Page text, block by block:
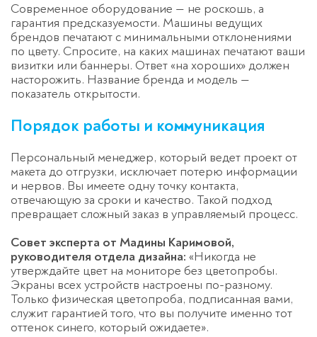
Современное оборудование — не роскошь, а
гарантия предсказуемости. Машины ведущих
брендов печатают с минимальными отклонениями
по цвету. Спросите, на каких машинах печатают ваши
визитки или баннеры. Ответ «на хороших» должен
насторожить. Название бренда и модель —
показатель открытости.
Порядок работы и коммуникация
Персональный менеджер, который ведет проект от
макета до отгрузки, исключает потерю информации
и нервов. Вы имеете одну точку контакта,
отвечающую за сроки и качество. Такой подход
превращает сложный заказ в управляемый процесс.
Совет эксперта от Мадины Каримовой,
руководителя отдела дизайна: «Никогда не
утверждайте цвет на мониторе без цветопробы.
Экраны всех устройств настроены по-разному.
Только физическая цветопроба, подписанная вами,
служит гарантией того, что вы получите именно тот
оттенок синего, который ожидаете».
Оставьте заявку
перезвоним в течение 3-х минут
Спасибо!
течение 3-x минут.